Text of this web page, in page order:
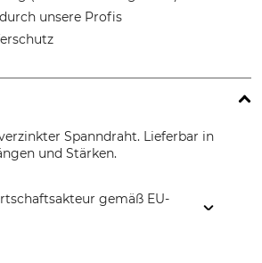
unsere Profis
Spanndraht. Lieferbar in
und Stärken.
gemäß EU-